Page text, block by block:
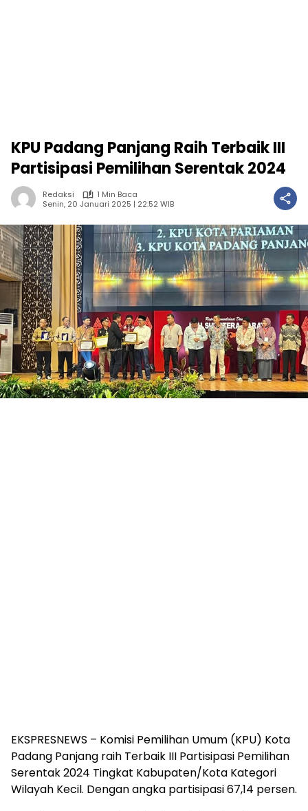
KPU Padang Panjang Raih Terbaik III
Partisipasi Pemilihan Serentak 2024
Redaksi
1 Min Baca
Senin, 20 Januari 2025 | 22:52 WIB
EKSPRESNEWS – Komisi Pemilihan Umum (KPU) Kota
Padang Panjang raih Terbaik III Partisipasi Pemilihan
Serentak 2024 Tingkat Kabupaten/Kota Kategori
Wilayah Kecil. Dengan angka partisipasi 67,14 persen.